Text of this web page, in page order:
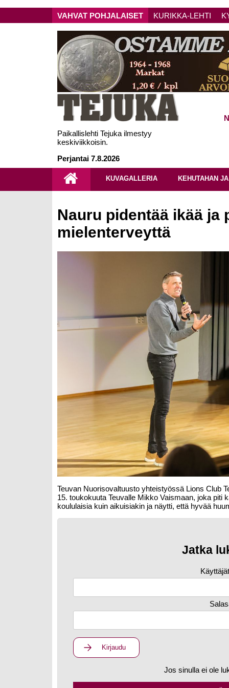
VAHVAT POHJALAISET KURIKKA-LEHTI
Paikallislehti Tejuka ilmestyy
keskiviikkoisin.
Perjantai 7.8.2026
KUVAGALLERIA KEHUTAHAN
Nauru pidentää ikää ja
mielenterveyttä
Teuvan Nuorisovaltuusto yhteistyössä Lions Club
15. toukokuuta Teuvalle Mikko Vaismaan, joka piti
koululaisia kuin aikuisiakin ja näytti, että hyvää
Jatka
Kirjaudu
Jos sinulla ei ole